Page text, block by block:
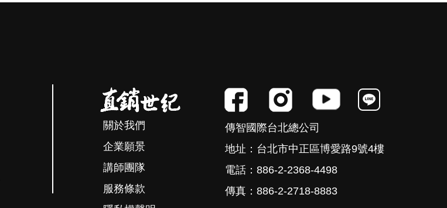
關於我們
企業願景
講師團隊
服務條款
傳智國際台北總公司
地址：台北市中正區博愛路9號4樓
電話：886-2-2368-4498
傳真：886-2-2718-8883